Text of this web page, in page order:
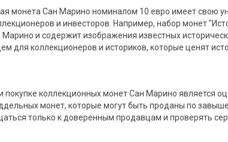
монета Сан Марино номиналом 10 евро имеет свою
и инвесторов. Например, набор монет
и содержит изображения известных
для коллекционеров и историков, которые ценят
коллекционных монет Сан Марино является
монет, которые могут быть проданы по
только к доверенным продавцам и проверять